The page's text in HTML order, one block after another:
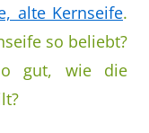
alte Kernseife.
so beliebt?
gut, wie die